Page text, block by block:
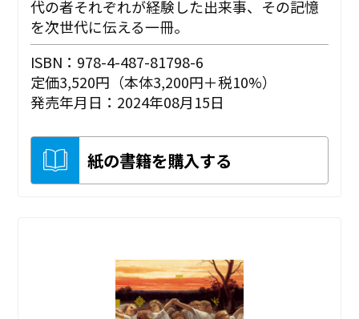
代の者それぞれが経験した出来事、その記憶
を次世代に伝える一冊。
ISBN：978-4-487-81798-6
定価3,520円（本体3,200円＋税10%）
発売年月日：2024年08月15日
紙の書籍を購入する